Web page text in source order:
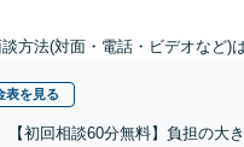
方法(対面・電話・ビデオなど)
表を見る
【初回相談60分無料】負担の